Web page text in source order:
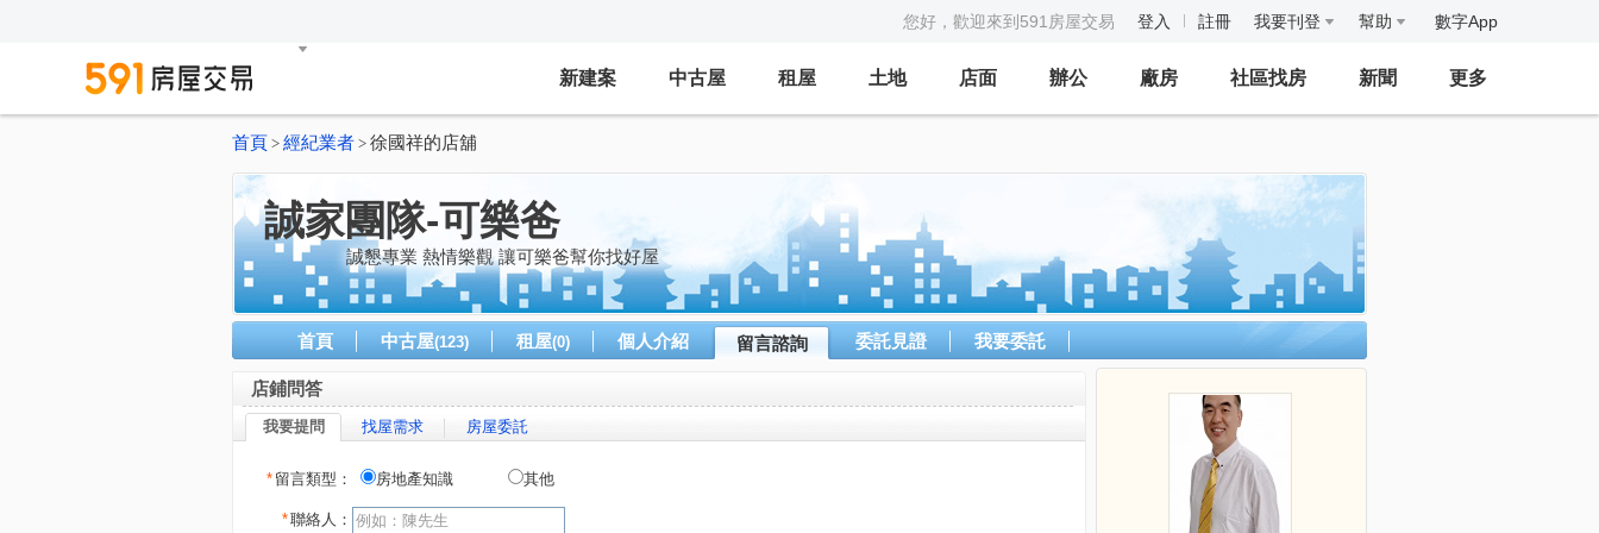
您好，歡迎來到591房屋交易 登入 註冊 我要刊登 幫助 數字App
新建案 中古屋 租屋 土地 店面 辦公 廠房 社區找房 新聞 更多
首頁 > 經紀業者 > 徐國祥的店舖
誠家團隊-可樂爸
誠懇專業 熱情樂觀 讓可樂爸幫你找好屋
首頁 中古屋(123) 租屋(0) 個人介紹 留言諮詢 委託見證 我要委託
店鋪問答
我要提問 找屋需求 房屋委託
* 留言類型： 房地產知識 其他
*聯絡人：